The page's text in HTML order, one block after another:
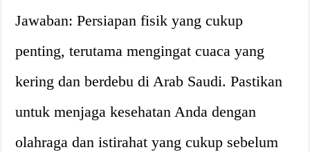
Jawaban: Persiapan fisik yang cukup
penting, terutama mengingat cuaca yang
kering dan berdebu di Arab Saudi. Pastikan
untuk menjaga kesehatan Anda dengan
olahraga dan istirahat yang cukup sebelum